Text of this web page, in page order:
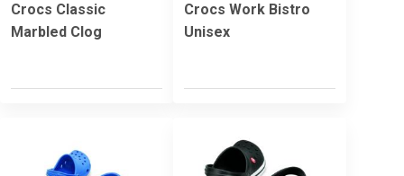
Crocs Classic
Marbled Clog
Crocs Work Bistro
Unisex